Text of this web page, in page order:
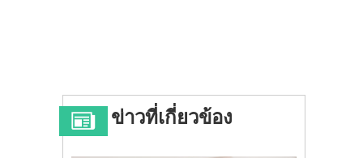
ข่าวที่เกี่ยวข้อง